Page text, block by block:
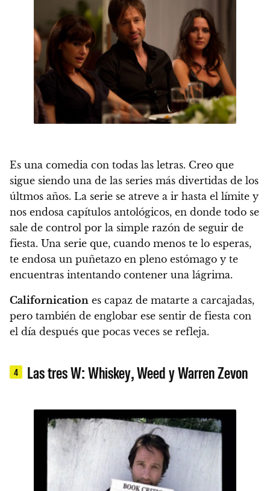
Es una comedia con todas las letras. Creo que
sigue siendo una de las series más divertidas de los
últmos años. La serie se atreve a ir hasta el límite y
nos endosa capítulos antológicos, en donde todo se
sale de control por la simple razón de seguir de
fiesta. Una serie que, cuando menos te lo esperas,
te endosa un puñetazo en pleno estómago y te
encuentras intentando contener una lágrima.
Californication es capaz de matarte a carcajadas,
pero también de englobar ese sentir de fiesta con
el día después que pocas veces se refleja.
4 Las tres W: Whiskey, Weed y Warren Zevon